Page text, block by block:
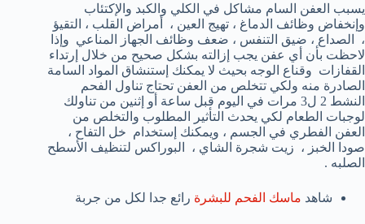
يسبب العفن السام مشاكل في الكلي والكبد والإكتئاب
وإنخفاض وظائف الدماغ ، تهيج العين ، أمراض القلب ، التقيؤ
، الصداع ، ضيق التنفس ، ضعف وظائف الجهاز المناعي وإذا
لاحظت بأن أي عفن يجب إزالته بشكل صحيح من خلال إرتداء
القفازات وقناع الوجه بحيث لا يمكنك إستنشاق المواد السامة
الصادرة منه ولكي تتخلص من العفن تحتاج تناول الفحم
النشط 2 ل3 مرات في اليوم قبل ساعة أو إثنين من تناولك
لوجبات الطعام لكي يحدث التأثير المطلوب والتخلص من
العفن الفطري في الجسم ، ويمكنك إستخدام خل التفاح ،
صودا الخبز ، زيت شجرة الشاي ، البوراكس لتنظيف الأسطح
الصلبه .
شاهد ماسك الفحم للبشرة رائع جدا لكل من جربة